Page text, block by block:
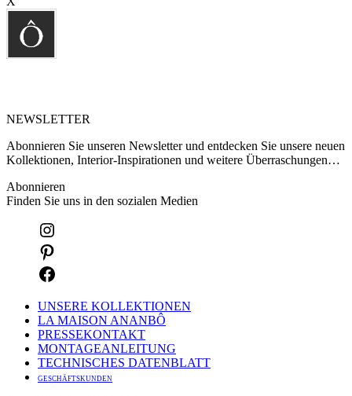
NEWSLETTER
Abonnieren Sie unseren Newsletter und entdecken Sie unsere neuen
Kollektionen, Interior-Inspirationen und weitere Überraschungen…
Abonnieren
Finden Sie uns in den sozialen Medien
UNSERE KOLLEKTIONEN
LA MAISON ANANBÔ
PRESSEKONTAKT
MONTAGEANLEITUNG
TECHNISCHES DATENBLATT
GESCHÄFTSKUNDEN